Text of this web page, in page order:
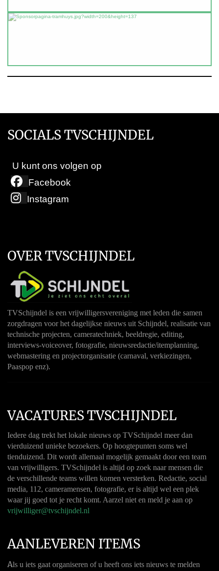
SOCIALS TVSCHIJNDEL
U kunt ons volgen op
Facebook
Instagram
OVER TVSCHIJNDEL
TVSchijndel is een vrijwilligersvereniging met leden die samen
zorgdragen voor het dagelijkse nieuws uit Schijndel, realisatie van
technische projecten, cameratechniek, beeldregie, editing,
interviews-voiceover, fotografie, nieuwsredactie/itemplanning,
webmastering en projectorganisatie (carnaval, verkiezingen,
Paaspop enz).
VACATURES TVSCHIJNDEL
Iedere dag trekt het lokale nieuws op TVSchijndel meer dan
vierduizend unieke bezoekers. Op hoogtepunten soms wel
tienduizend. Dit wordt allemaal mogelijk gemaakt door een team
van vrijwilligers. TVSchijndel is altijd op zoek naar mensen die
de verschillende teams willen komen versterken. Redactie, social
media, 112, cameramensen, fotografie, er is altijd wel een plek
waar jij goed tot je recht komt. Aarzel niet en meld je aan op
vrijwilliger@tvschijndel.nl
AANLEVEREN ITEMS
Als u iets gaat organiseren of u heeft ons iets nieuws te melden